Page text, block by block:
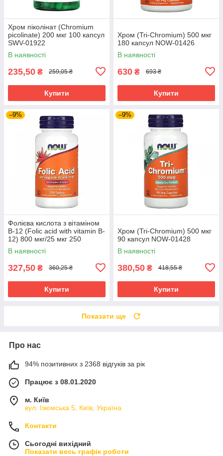
Хром піколінат (Chromium
picolinate) 200 мкг 100 капсул
SWV-01922
В наявності
235,50 ₴ 259,05 ₴
Купити
Хром (Tri-Chromium) 500 мкг
180 капсул NOW-01426
В наявності
630 ₴ 693 ₴
Купити
–9%
Фолієва кислота з вітаміном
В-12 (Folic acid with vitamin B-
12) 800 мкг/25 мкг 250
таблеток NOW-00476
В наявності
327,50 ₴ 360,25 ₴
Купити
–9%
Хром (Tri-Chromium) 500 мкг
90 капсул NOW-01428
В наявності
380,50 ₴ 418,55 ₴
Купити
Показати ще
Про нас
94% позитивних з 2368 відгуків за рік
Працює з 08.01.2020
м. Київ
вул. Ізюмська 5, Київ, Україна
Контакти
Сьогодні вихідний
Показати весь графік роботи